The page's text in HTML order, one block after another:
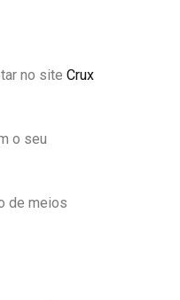
no site Crux
o seu
de meios